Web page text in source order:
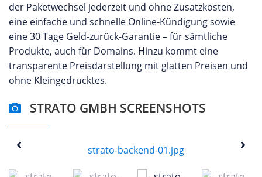
der Paketwechsel jederzeit und ohne Zusatzkosten,
eine einfache und schnelle Online-Kündigung sowie
eine 30 Tage Geld-zurück-Garantie – für sämtliche
Produkte, auch für Domains. Hinzu kommt eine
transparente Preisdarstellung mit glatten Preisen und
ohne Kleingedrucktes.
STRATO GMBH SCREENSHOTS